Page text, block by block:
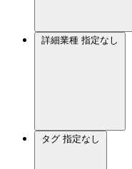
詳細業種 指定なし
タグ 指定なし